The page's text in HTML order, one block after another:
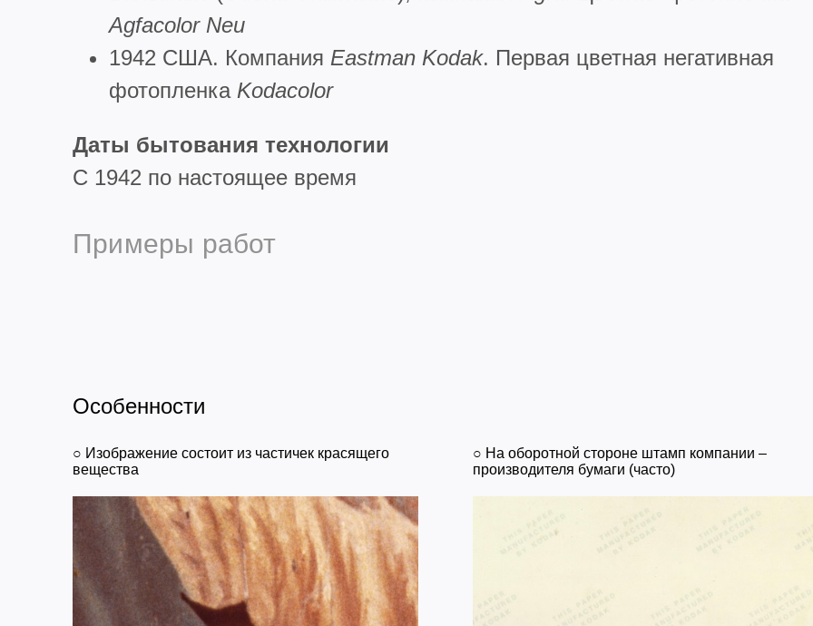
Agfacolor Neu
1942 США. Компания Eastman Kodak. Первая цветная негативная
фотопленка Kodacolor
Даты бытования технологии
С 1942 по настоящее время
Примеры работ
Особенности
○ Изображение состоит из частичек красящего
вещества
○ На оборотной стороне штамп компании –
производителя бумаги (часто)